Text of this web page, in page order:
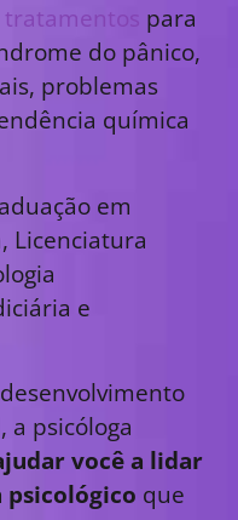
tratamentos para
do pânico,
problemas
química
em
Licenciatura
e
a psicóloga
você a lidar
que